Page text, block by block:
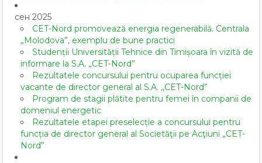
сен 2025
CET-Nord promovează energia regenerabilă. Centrala
„Molodova”, exemplu de bune practici
Studenții Universității Tehnice din Timișoara în vizită de
informare la S.A. „CET-Nord”
Rezultatele concursului pentru ocuparea funcției
vacante de director general al S.A. ,,CET-Nord”
Program de stagii plătite pentru femei în companii de
domeniul energetic
Rezultatele etapei preselecție a concursului pentru
funcția de director general al Societăţii pe Acţiuni „CET-
Nord”